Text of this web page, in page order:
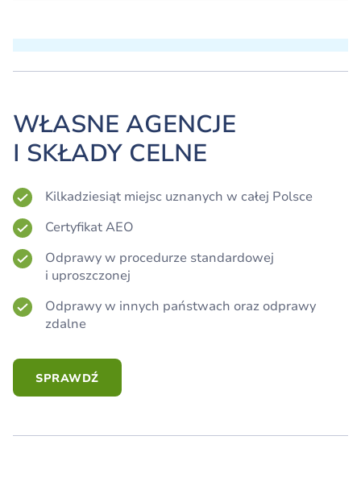
WŁASNE AGENCJE
I SKŁADY CELNE
Kilkadziesiąt miejsc uznanych w całej Polsce
Certyfikat AEO
Odprawy w procedurze standardowej
i uproszczonej
Odprawy w innych państwach oraz odprawy
zdalne
SPRAWDŹ